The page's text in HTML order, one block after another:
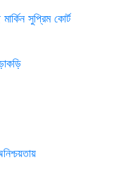
সুপ্রিম কোর্ট